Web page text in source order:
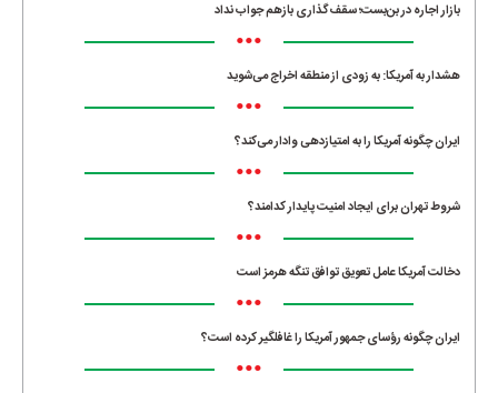
بازار اجاره در بن‌بست؛ سقف‌گذاری بازهم جواب نداد
•••
هشدار به آمریکا: به زودی از منطقه اخراج می‌شوید
•••
ایران چگونه آمریکا را به امتیازدهی وادار می‌کند؟
•••
شروط تهران برای ایجاد امنیت پایدار کدامند؟
•••
دخالت آمریکا عامل تعویق توافق تنگه هرمز است
•••
ایران چگونه رؤسای جمهور آمریکا را غافلگیر کرده است؟
•••